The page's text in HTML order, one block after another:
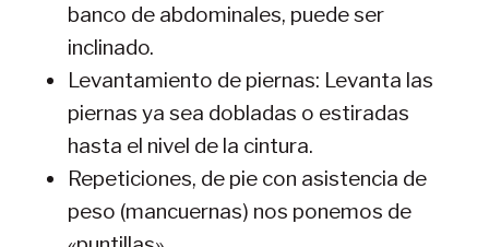
banco de abdominales, puede ser
inclinado.
Levantamiento de piernas: Levanta las
piernas ya sea dobladas o estiradas
hasta el nivel de la cintura.
Repeticiones, de pie con asistencia de
peso (mancuernas) nos ponemos de